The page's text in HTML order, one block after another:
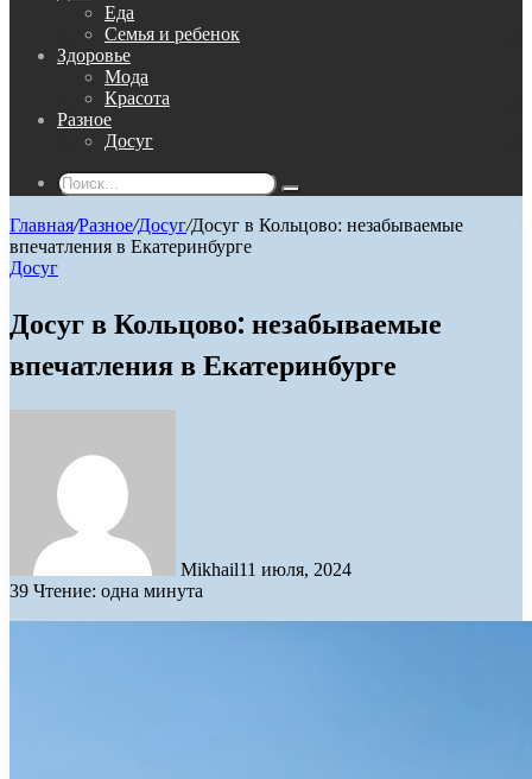
Еда
Семья и ребенок
Здоровье
Мода
Красота
Разное
Досуг
Поиск...
Главная/Разное/Досуг/Досуг в Кольцово: незабываемые
впечатления в Екатеринбурге
Досуг
Досуг в Кольцово: незабываемые
впечатления в Екатеринбурге
Mikhail11 июля, 2024
39 Чтение: одна минута